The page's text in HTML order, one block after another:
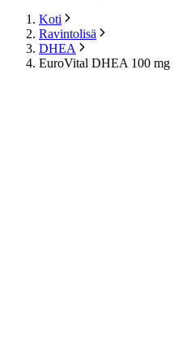
Koti
Ravintolisä
DHEA
EuroVital DHEA 100 mg